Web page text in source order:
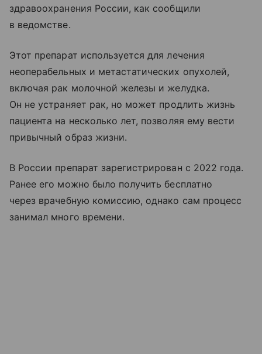
здравоохранения России, как сообщили
в ведомстве.
Этот препарат используется для лечения
неоперабельных и метастатических опухолей,
включая рак молочной железы и желудка.
Он не устраняет рак, но может продлить жизнь
пациента на несколько лет, позволяя ему вести
привычный образ жизни.
В России препарат зарегистрирован с 2022 года.
Ранее его можно было получить бесплатно
через врачебную комиссию, однако сам процесс
занимал много времени.